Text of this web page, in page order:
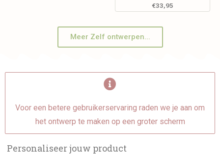
€33,95
Meer Zelf ontwerpen...
Voor een betere gebruikerservaring raden we je aan om
het ontwerp te maken op een groter scherm
Personaliseer jouw product